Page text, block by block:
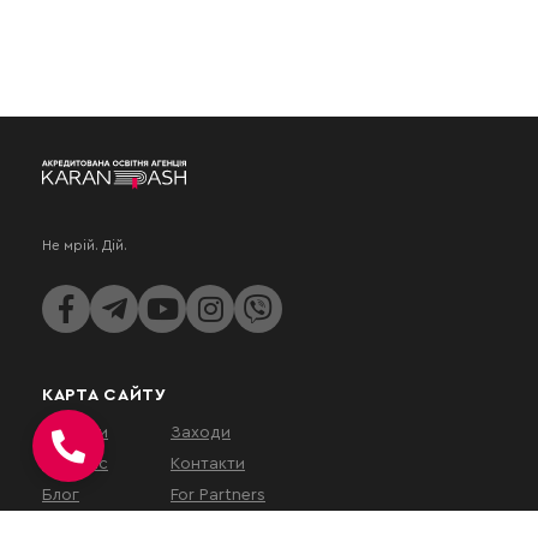
Не мрій. Дій.
КАРТА САЙТУ
Послуги
Про нас
Блог
Заходи
Контакти
For Partners